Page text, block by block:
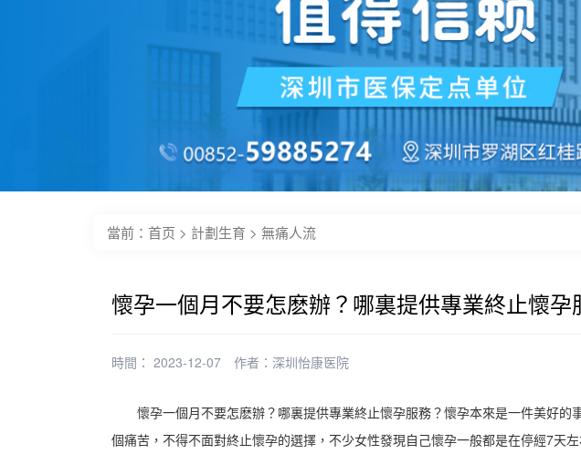
當前： 首页 > 計劃生育 > 無痛人流
懷孕一個月不要怎麽辦？哪裏提供專業終止懷孕
時間： 2023-12-07 作者： 深圳怡康医院
懷孕一個月不要怎麽辦？哪裏提供專業終止懷孕服務？懷孕本來是一件美好
個痛苦，不得不面對終止懷孕的選擇，不少女性發現自己懷孕一般都是在停經7天